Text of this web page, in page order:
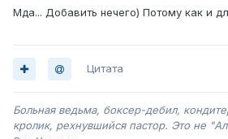
Мда... Добавить нечего) Потому как и
Цитата
Больная ведьма, боксер-дебил,
кролик, рехнувшийся пастор. Это не